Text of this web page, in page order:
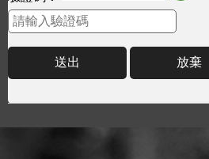
送出 放棄